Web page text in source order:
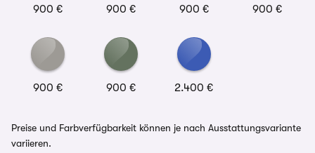
900 € 900 € 900 € 900 €
900 € 900 € 2.400 €
Preise und Farbverfügbarkeit können je nach Ausstattungsvariante
variieren.